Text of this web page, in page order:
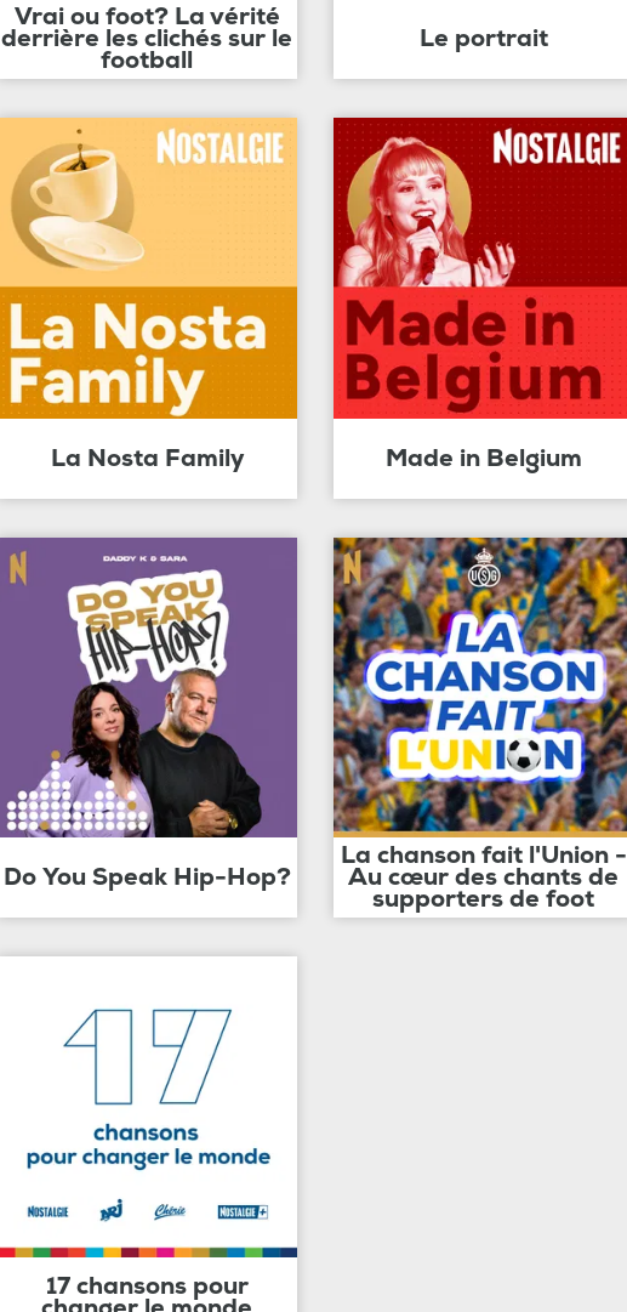
Vrai ou foot? La vérité
derrière les clichés sur le
football
Le portrait
La Nosta Family Made in Belgium
Do You Speak Hip-Hop?
La chanson fait l'Union -
Au cœur des chants de
supporters de foot
17 chansons pour